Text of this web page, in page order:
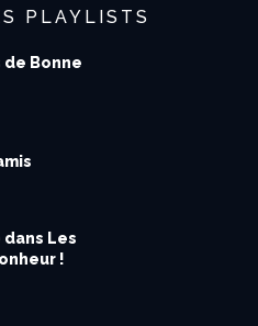
PLAYLISTS
de Bonne
dans Les
!